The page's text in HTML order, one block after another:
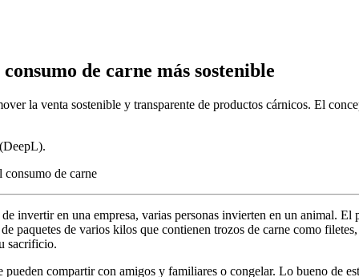
de carne más sostenible
la venta sostenible y transparente de productos cárnicos. El
invertir en una empresa, varias personas invierten en un animal.
paquetes de varios kilos que contienen trozos de carne como
sacrificio.
compartir con amigos y familiares o congelar. Lo bueno de